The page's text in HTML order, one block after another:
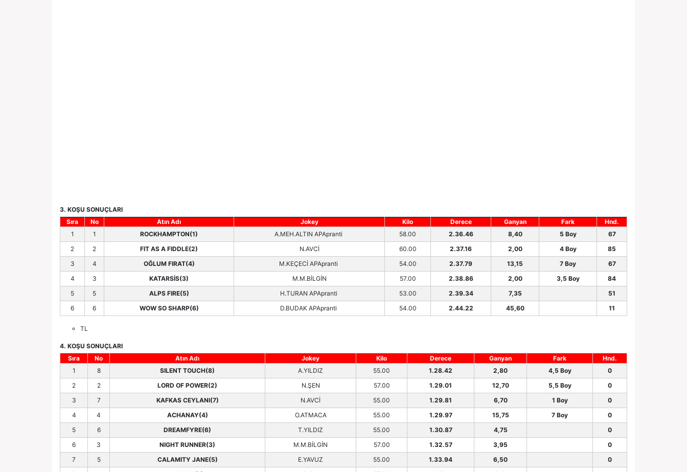
3. KOŞU SONUÇLARI
Sıra
No Atın Adı Jokey Kilo Derece Ganyan Fark
Hnd.
1
1 ROCKHAMPTON(1) A.MEH.ALTIN APApranti 58.00 2.36.46 8,40 5 Boy
67
2
2 FIT AS A FIDDLE(2) N.AVCİ 60.00 2.37.16 2,00 4 Boy
85
3
4 OĞLUM FIRAT(4) M.KEÇECİ APApranti 54.00 2.37.79 13,15 7 Boy
67
4
3 KATARSİS(3) M.M.BİLGİN 57.00 2.38.86 2,00 3,5 Boy
84
5
5 ALPS FIRE(5) H.TURAN APApranti 53.00 2.39.34 7,35
51
6
6 WOW SO SHARP(6) D.BUDAK APApranti 54.00 2.44.22 45,60 11
TL
4. KOŞU SONUÇLARI
Sıra
No Atın Adı Jokey Kilo Derece Ganyan Fark
Hnd.
1
8 SILENT TOUCH(8) A.YILDIZ 55.00 1.28.42 2,80 4,5 Boy
0
2
2 LORD OF POWER(2) N.ŞEN 57.00 1.29.01 12,70 5,5 Boy
0
3
7 KAFKAS CEYLANI(7) N.AVCİ 55.00 1.29.81 6,70 1 Boy
0
4
4 ACHANAY(4) O.ATMACA 55.00 1.29.97 15,75 7 Boy
0
5
6 DREAMFYRE(6) T.YILDIZ 55.00 1.30.87 4,75
0
6
3 NIGHT RUNNER(3) M.M.BİLGİN 57.00 1.32.57 3,95
0
7
5 CALAMITY JANE(5) E.YAVUZ 55.00 1.33.94 6,50
0